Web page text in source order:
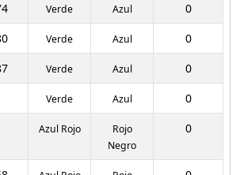
Verde Azul
0
Verde Azul
0
Verde Azul
0
Verde Azul
0
Azul Rojo
Rojo
Negro
0